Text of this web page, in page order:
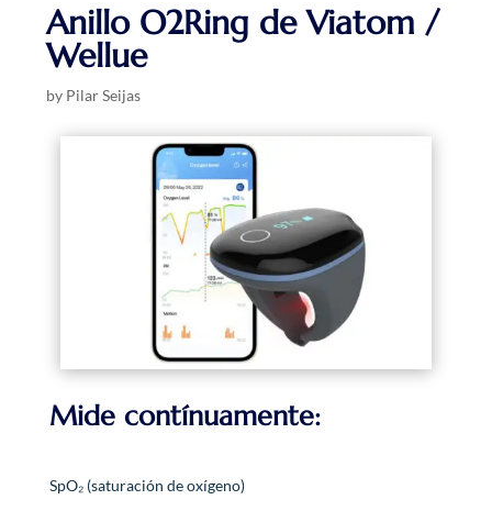
Anillo O2Ring de Viatom /
Wellue
by Pilar Seijas
Mide contínuamente:
SpO₂ (saturación de oxígeno)